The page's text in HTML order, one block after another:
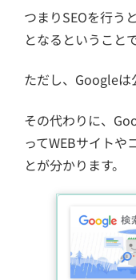
つまりSEOを行う
となるということで
ただし、Googleは
その代わりに、
ってWEBサイト
とが分かります。